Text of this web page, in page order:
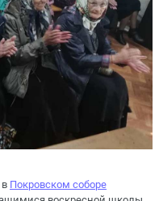
Покровском соборе